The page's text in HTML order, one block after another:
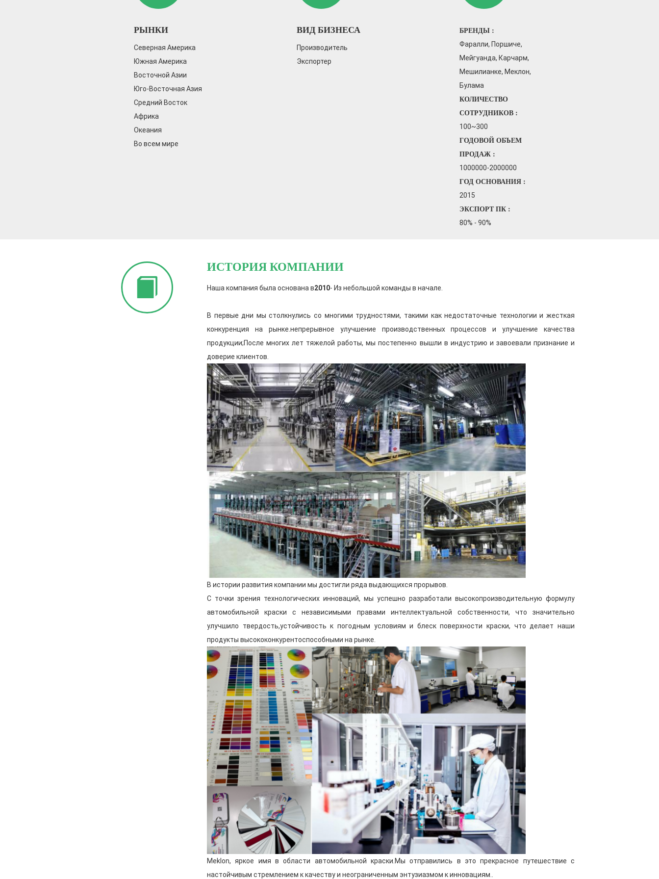
система охранной сигнализации. Кроме того, в мастерской настаивают
Лабораторное оборудование для исследований и
является основной областью наших постоянных инноваций
и высокоэффективные автомобильные лакокрасочные продукты.
классифицируется и хранится, а качество и источник сырья строго
Продуктскладимеет отличные условия хранения, гарантирующие, что
каждая партия готовой продукции может храниться надлежащим
образом и быть готовой к отправке по всему миру в любое время.
Мы хорошо понимаем, что качественная производственная среда
является основой производства высококачественных автомобильных
красок. Поэтому мы всегда стремимся поддерживать хорошее
состояние завода, чтобы предоставлять продукцию, удовлетворяющую
клиентов.
Представление команды
В Меклоне работает профессиональная команда из более чем 60
человек, среди которыхНИОКРКоманда, обладающая глубоким
техническим опытом и инновационным духом, постоянно продвигает
обновления продуктов для удовлетворения все более строгих
потребностей рынка и меняющихся тенденций.
Команда продаж обладает глубоким пониманием рынка и отличными
коммуникативными навыками, а также установила тесные отношения
сотрудничества с клиентами по всему миру, чтобы гарантировать, что
наша продукция может быстро и точно удовлетворять потребности
клиентов.
В ходе производственного процесса опытные руководители цехов и
руководители бригад строго контролируют каждый процесс, чтобы
обеспечить стабильность и надежность качества продукции.
Наша команда послепродажного обслуживания обеспечивает клиентам
всестороннюю поддержку и гарантию, активно прислушивается к
отзывам клиентов, своевременно решает проблемы и предоставляет
клиентам профессиональные консультации и техническую поддержку.
Чтобы лучше продемонстрировать нашу силу и продукцию, мы активно
участвуем во многих крупных выставках в стране и за рубежом, а также
РЫНКИ
Северная Америка
Южная Америка
Восточной Азии
Юго-Восточная Азия
Средний Восток
Африка
Океания
Во всем мире
ВИД БИЗНЕСА
Производитель
Экспортер
БРЕНДЫ :
Фаралли, Поршиче,
Мейгуанда, Карчарм,
Мешилианке, Меклон,
Булама
КОЛИЧЕСТВО
СОТРУДНИКОВ :
100~300
ГОДОВОЙ ОБЪЕМ
ПРОДАЖ :
1000000-2000000
ГОД ОСНОВАНИЯ :
2015
ЭКСПОРТ ПК :
80% - 90%
ИСТОРИЯ КОМПАНИИ
Наша компания была основана в2010- Из небольшой команды в начале.
В первые дни мы столкнулись со многими трудностями, такими как недостаточные технологии и жесткая
конкуренция на рынке.непрерывное улучшение производственных процессов и улучшение качества
продукции;После многих лет тяжелой работы, мы постепенно вышли в индустрию и завоевали признание и
доверие клиентов.
В истории развития компании мы достигли ряда выдающихся прорывов.
С точки зрения технологических инноваций, мы успешно разработали высокопроизводительную формулу
автомобильной краски с независимыми правами интеллектуальной собственности, что значительно
улучшило твердость,устойчивость к погодным условиям и блеск поверхности краски, что делает наши
продукты высококонкурентоспособными на рынке.
Meklon, яркое имя в области автомобильной краски.Мы отправились в это прекрасное путешествие с
настойчивым стремлением к качеству и неограниченным энтузиазмом к инновациям..